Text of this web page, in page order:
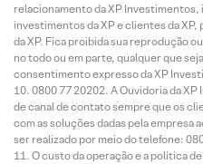
relacionamento da XP
investimentos da XP e clientes da
da XP. Fica proibida sua reprodução
no todo ou em parte, qualquer que
consentimento expresso da XP
0800 77 20202. A Ouvidoria da
de canal de contato sempre que os
com as soluções dadas pela empresa
ser realizado por meio do telefone:
O custo da operação e a política